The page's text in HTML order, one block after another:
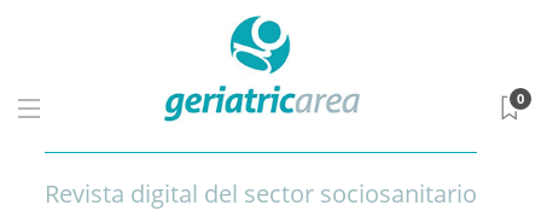
Revista digital del sector sociosanitario
0